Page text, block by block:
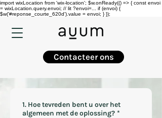
import wixLocation from 'wix-location'; $w.onReady(() => { const envoi
= wixLocation.query.envoi; // lit ?envoi=... if (envoi) {
$w('#reponse_courte_620d').value = envoi; } });
Contacteer ons
1. Hoe tevreden bent u over het
algemeen met de oplossing? *